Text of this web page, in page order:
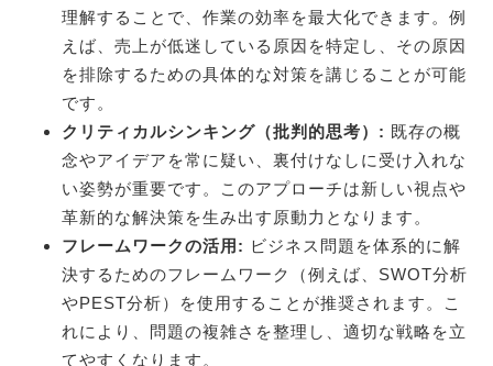
理解することで、作業の効率を最大化できます。例
えば、売上が低迷している原因を特定し、その原因
を排除するための具体的な対策を講じることが可能
です。
クリティカルシンキング（批判的思考）: 既存の概
念やアイデアを常に疑い、裏付けなしに受け入れな
い姿勢が重要です。このアプローチは新しい視点や
革新的な解決策を生み出す原動力となります。
フレームワークの活用: ビジネス問題を体系的に解
決するためのフレームワーク（例えば、SWOT分析
やPEST分析）を使用することが推奨されます。こ
れにより、問題の複雑さを整理し、適切な戦略を立
てやすくなります。